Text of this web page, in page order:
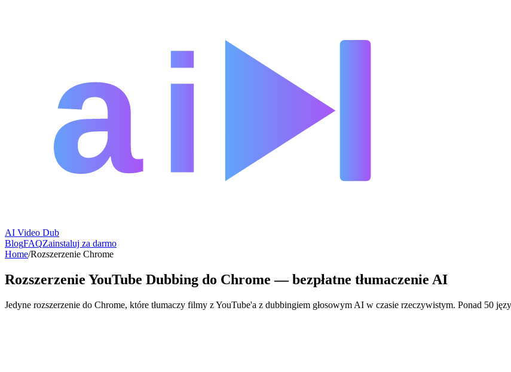
AI Video Dub
BlogFAQZainstaluj za darmo
Home/Rozszerzenie Chrome
Rozszerzenie YouTube Dubbing do Chrome — bezpłatne tłumaczenie AI
Jedyne rozszerzenie do Chrome, które tłumaczy filmy z YouTube'a z dubbingiem głosowym AI w czasie rzeczywistym. Ponad 50